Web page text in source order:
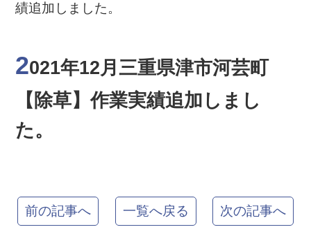
績追加しました。
2021年12月三重県津市河芸町
【除草】作業実績追加しまし
た。
前の記事へ 一覧へ戻る 次の記事へ